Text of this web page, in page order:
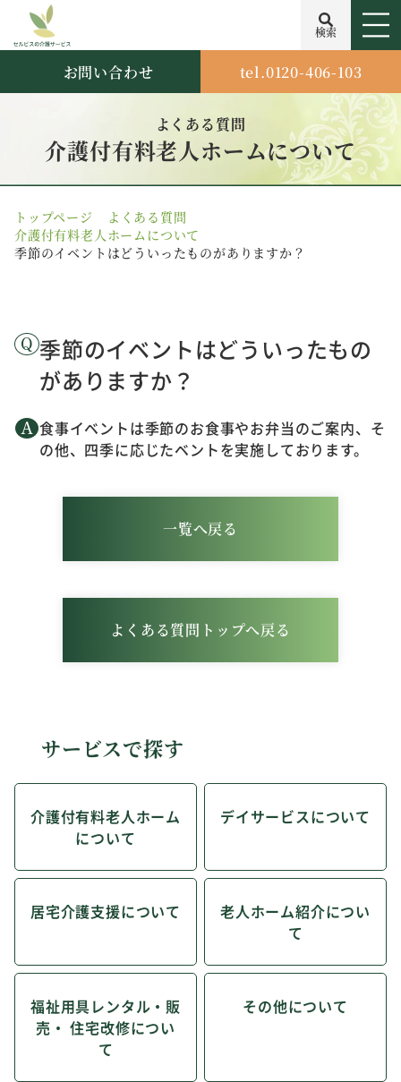
検索
お問い合わせ tel.0120-406-103
よくある質問
介護付有料老人ホームについて
トップページ
よくある質問
介護付有料老人ホームについて
季節のイベントはどういったものがありますか？
季節のイベントはどういったもの
がありますか？
食事イベントは季節のお食事やお弁当のご案内、そ
の他、四季に応じたベントを実施しております。
一覧へ戻る
よくある質問トップへ戻る
サービスで探す
介護付有料老人ホーム
について
デイサービスについて
居宅介護支援について
老人ホーム紹介につい
て
福祉用具レンタル・販
売・ 住宅改修につい
て
その他について